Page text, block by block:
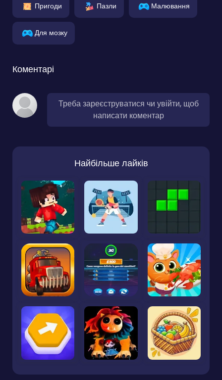
Пригоди Пазли Малювання
Для мозку
Коментарі
Треба зареєструватися чи увійти, щоб
написати коментар
Найбільше лайків